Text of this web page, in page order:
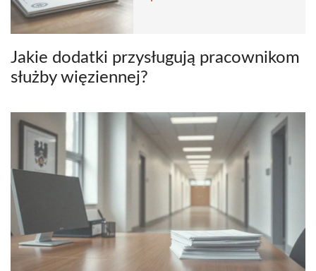
Jakie dodatki przysługują pracownikom
służby więziennej?